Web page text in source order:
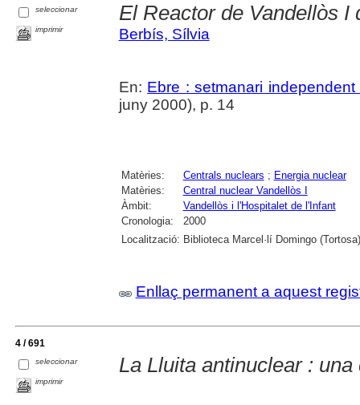
seleccionar
imprimir
El Reactor de Vandellòs I
Berbís, Sílvia
En: Ebre : setmanari
juny 2000), p. 14
Matèries: Centrals nuclears ; Energia nuclear
Matèries:
Central nuclear Vandellòs I
Àmbit:
Vandellòs i l'Hospitalet de l'Infant
Cronologia:
2000
Localització: Biblioteca Marcel·lí Domingo (Tortosa)
Enllaç permanent a aquest
4 / 691
seleccionar
imprimir
La Lluita antinuclear : una